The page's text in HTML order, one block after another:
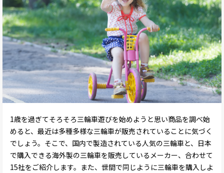
1歳を過ぎてそろそろ三輪車遊びを始めようと思い商品を調べ始
めると、最近は多種多様な三輪車が販売されていることに気づく
でしょう。そこで、国内で製造されている人気の三輪車と、日本
で購入できる海外製の三輪車を販売しているメーカー、合わせて
15社をご紹介します。また、世間で同じように三輪車を購入しよ